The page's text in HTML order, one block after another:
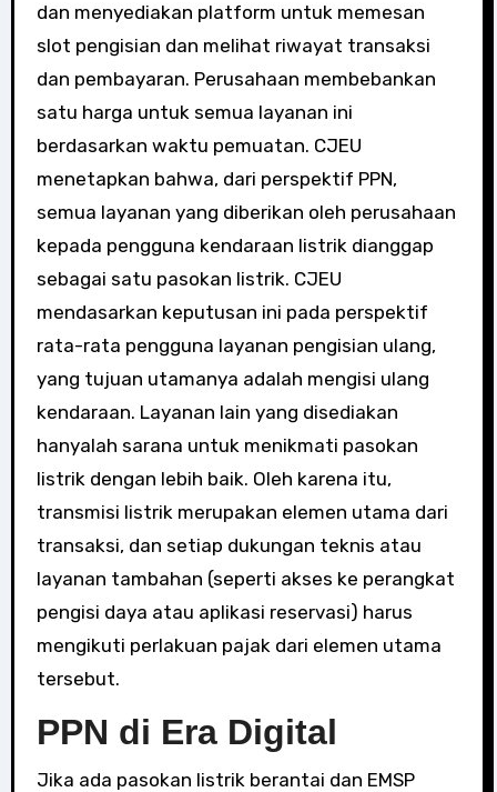
dan menyediakan platform untuk memesan
slot pengisian dan melihat riwayat transaksi
dan pembayaran. Perusahaan membebankan
satu harga untuk semua layanan ini
berdasarkan waktu pemuatan. CJEU
menetapkan bahwa, dari perspektif PPN,
semua layanan yang diberikan oleh perusahaan
kepada pengguna kendaraan listrik dianggap
sebagai satu pasokan listrik. CJEU
mendasarkan keputusan ini pada perspektif
rata-rata pengguna layanan pengisian ulang,
yang tujuan utamanya adalah mengisi ulang
kendaraan. Layanan lain yang disediakan
hanyalah sarana untuk menikmati pasokan
listrik dengan lebih baik. Oleh karena itu,
transmisi listrik merupakan elemen utama dari
transaksi, dan setiap dukungan teknis atau
layanan tambahan (seperti akses ke perangkat
pengisi daya atau aplikasi reservasi) harus
mengikuti perlakuan pajak dari elemen utama
tersebut.
PPN di Era Digital
Jika ada pasokan listrik berantai dan EMSP